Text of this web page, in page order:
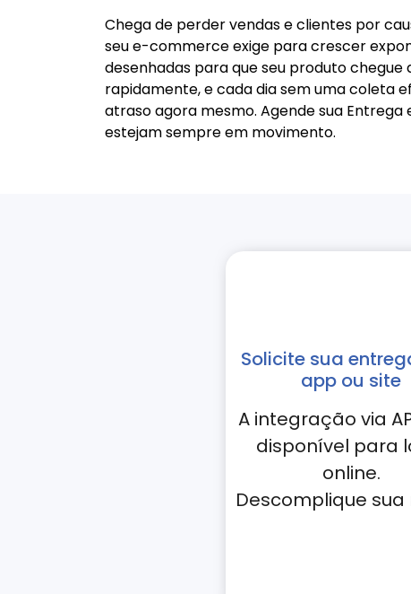
Chega de perder vendas e clientes por
seu e-commerce exige para crescer
desenhadas para que seu produto
rapidamente, e cada dia sem uma coleta
atraso agora mesmo. Agende sua
estejam sempre em movimento.
Solicite sua
app ou site
A integração via
disponível para
online.
Descomplique sua